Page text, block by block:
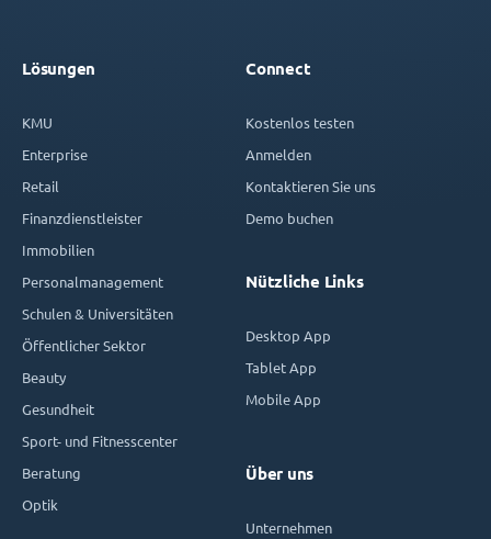
Lösungen
KMU
Enterprise
Retail
Finanzdienstleister
Immobilien
Personalmanagement
Schulen & Universitäten
Öffentlicher Sektor
Beauty
Gesundheit
Sport- und Fitnesscenter
Beratung
Optik
Connect
Kostenlos testen
Anmelden
Kontaktieren Sie uns
Demo buchen
Nützliche Links
Desktop App
Tablet App
Mobile App
Über uns
Unternehmen